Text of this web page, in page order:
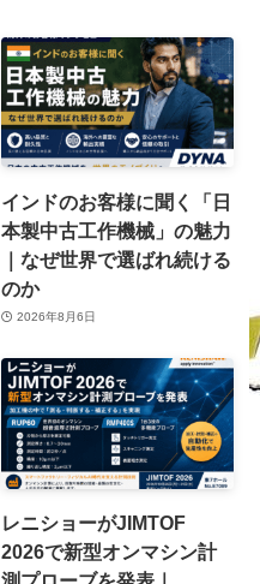
インドのお客様に聞く「日
本製中古工作機械」の魅力
｜なぜ世界で選ばれ続ける
のか
2026年8月6日
レニショーがJIMTOF
2026で新型オンマシン計